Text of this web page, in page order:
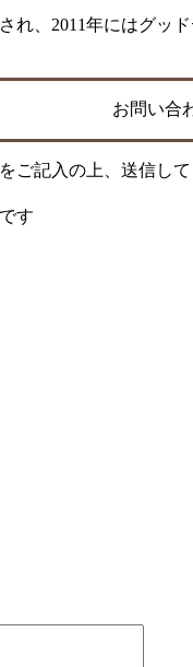
れ、2011年にはグ
お問い合
ご記入の上、送信して
す